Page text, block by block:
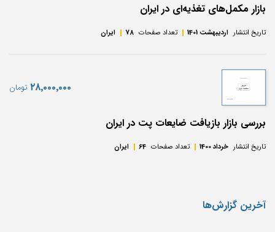
بازار مکمل‌های تغذیه‌ای در ایران
تاریخ انتشار اردیبهشت 1401 تعداد صفحات 78 ایران
بررسی بازار بازیافت ضایعات پت در ایران
تاریخ انتشار خرداد 1400 تعداد صفحات 64 ایران
‎۲۸٬۰۰۰٬۰۰۰ تومان
آخرین گزارش‌ها